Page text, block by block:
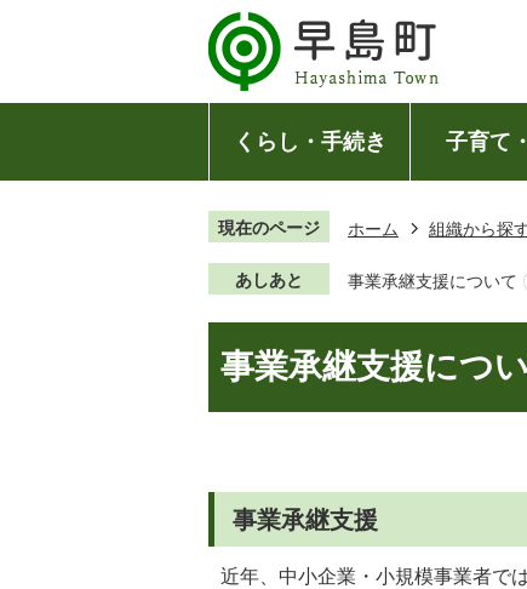
くらし・手続き 子育て
現在のページ ホーム 組織から探
あしあと 事業承継支援について
事業承継支援につ
事業承継支援
近年、中小企業・小規模事業者で